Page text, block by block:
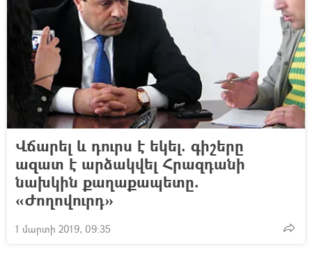
Վճարել և դուրս է եկել. գիշերը
ազատ է արձակվել Հրազդանի
նախկին քաղաքապետը.
«Ժողովուրդ»
1 մարտի 2019, 09:35